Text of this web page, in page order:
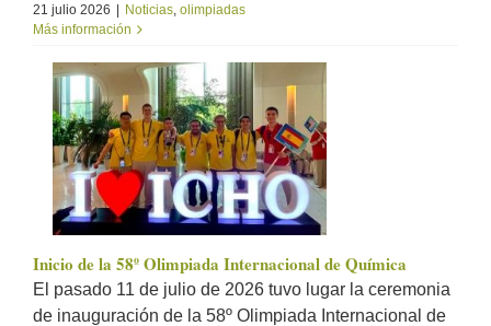
21 julio 2026 | Noticias, olimpiadas
Más información
Inicio de la 58º Olimpiada Internacional de Química
El pasado 11 de julio de 2026 tuvo lugar la ceremonia
de inauguración de la 58º Olimpiada Internacional de